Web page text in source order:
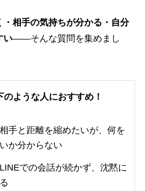
・相手の気持ちが分かる・自分
い——そんな質問を集めまし
のような人におすすめ！
手と距離を縮めたいが、何を
か分からない
での会話が続かず、沈黙に